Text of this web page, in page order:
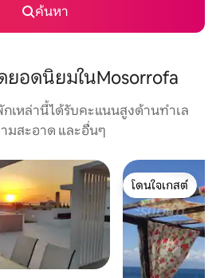
ค้นหา
อดนิยมในMosorrofa
เหล่านี้ได้รับคะแนนสูงด้านทำเล
มสะอาด และอื่นๆ
โดนใจเกสต์
โดนใจเกสต์